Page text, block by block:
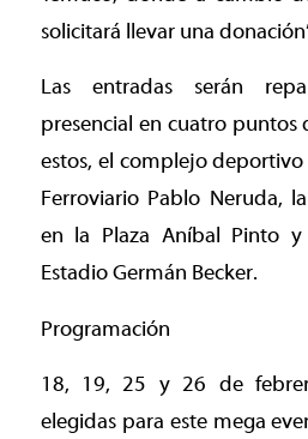
solicitará llevar una
Las entradas serán
presencial en cuatro puntos
estos, el complejo
Ferroviario Pablo Neruda,
en la Plaza Aníbal Pinto
Estadio Germán Becker.
Programación
18, 19, 25 y 26 de
elegidas para este mega